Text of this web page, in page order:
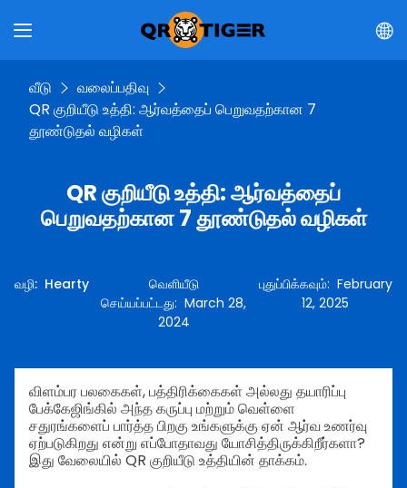
வீடு
வலைப்பதிவு
QR குறியீடு உத்தி: ஆர்வத்தைப் பெறுவதற்கான 7
தூண்டுதல் வழிகள்
QR குறியீடு உத்தி: ஆர்வத்தைப்
பெறுவதற்கான 7 தூண்டுதல் வழிகள்
வழி: Hearty
வெளியீடு
செய்யப்பட்டது:March 28,
2024
புதுப்பிக்கவும்: February
12, 2025
விளம்பர பலகைகள், பத்திரிக்கைகள் அல்லது தயாரிப்பு
பேக்கேஜிங்கில் அந்த கருப்பு மற்றும் வெள்ளை
சதுரங்களைப் பார்த்த பிறகு உங்களுக்கு ஏன் ஆர்வ உணர்வு
ஏற்படுகிறது என்று எப்போதாவது யோசித்திருக்கிறீர்களா?
இது வேலையில் QR குறியீடு உத்தியின் தாக்கம்.